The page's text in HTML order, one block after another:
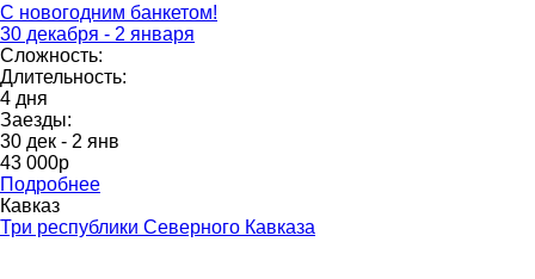
С новогодним банкетом!
30 декабря - 2 января
Сложность:
Длительность:
4 дня
Заезды:
30 дек - 2 янв
43 000p
Подробнее
Кавказ
Три республики Северного Кавказа